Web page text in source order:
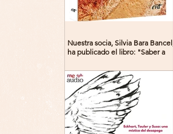
Nuestra socia, Silvia Bara Bancel,
ha publicado el libro: "Saber a
místicas en la Edad Media"